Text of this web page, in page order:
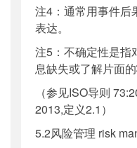
注4：通常用事件后
表达。
注5：不确定性是指
息缺失或了解片面的
（参见ISO导则
2013,定义2.1）
5.2风险管理 risk